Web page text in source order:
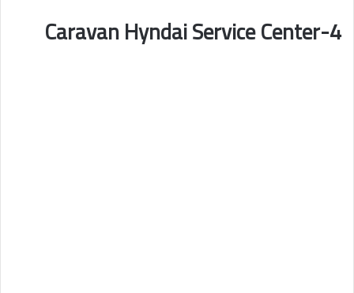
4-Caravan Hyndai Service Center